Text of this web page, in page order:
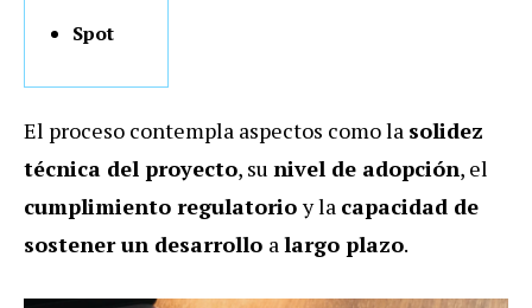
Spot
El proceso contempla aspectos como la solidez
técnica del proyecto, su nivel de adopción, el
cumplimiento regulatorioy la capacidad de
sostener un desarrollo alargo plazo.